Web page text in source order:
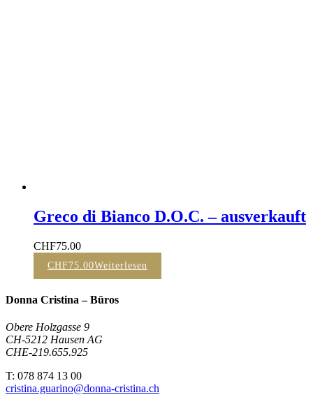
Greco di Bianco D.O.C. – ausverkauft
CHF75.00
CHF75.00Weiterlesen
Donna Cristina – Büros
Obere Holzgasse 9
CH-5212 Hausen AG
CHE-219.655.925
T: 078 874 13 00
cristina.guarino@donna-cristina.ch